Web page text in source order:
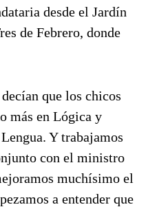
desde el Jardín
de Febrero, donde
que los chicos
más en Lógica y
Y trabajamos
con el ministro
muchísimo el
a entender que